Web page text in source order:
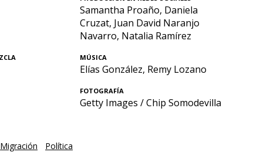
Samantha Proaño, Daniela
Cruzat, Juan David Naranjo
Navarro, Natalia Ramírez
MÚSICA
Elías González, Remy Lozano
FOTOGRAFÍA
Getty Images / Chip Somodevilla
Migración Política